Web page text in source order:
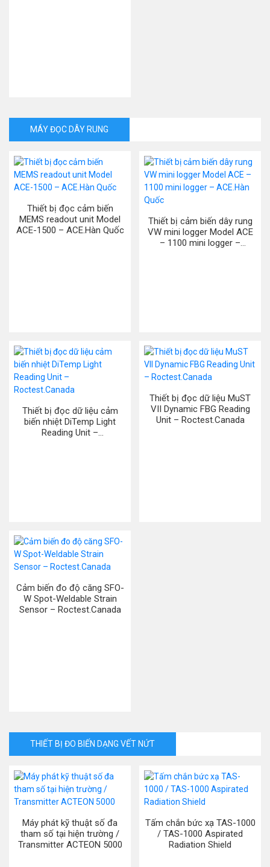
MÁY ĐỌC DÂY RUNG
Thiết bị đọc cảm biến
MEMS readout unit Model
ACE-1500 – ACE.Hàn Quốc
Thiết bị cảm biến dây rung
VW mini logger Model ACE
– 1100 mini logger –
Thiết bị đọc dữ liệu cảm
biến nhiệt DiTemp Light
Reading Unit –
Thiết bị đọc dữ liệu MuST
VII Dynamic FBG Reading
Unit – Roctest.Canada
Cảm biến đo độ căng SFO-
W Spot-Weldable Strain
Sensor – Roctest.Canada
THIẾT BỊ ĐO BIẾN DẠNG VẾT NỨT
Máy phát kỹ thuật số đa
tham số tại hiện trường /
Transmitter ACTEON 5000
Tấm chắn bức xạ TAS-1000
/ TAS-1000 Aspirated
Radiation Shield